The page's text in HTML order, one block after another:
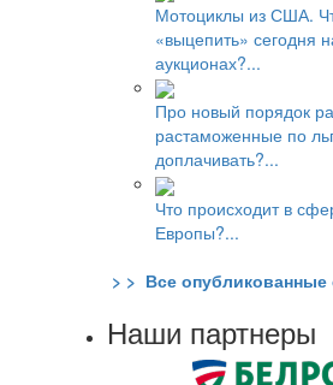
Мотоциклы из США.
«выцепить» сегодня
аукционах?...
Про новый порядок
растаможенные по
доплачивать?...
Что происходит в
Европы?...
> > Все опубликованные
Наши партнеры